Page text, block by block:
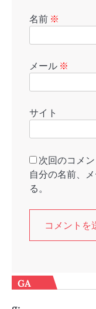
名前 ※
メール ※
サイト
次回のコメ
自分の名前、
る。
GA